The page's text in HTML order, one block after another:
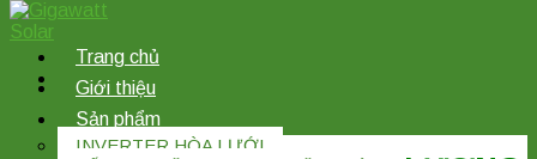
Trang chủ
Giới thiệu
Sản phẩm
INVERTER HÒA LƯỚI